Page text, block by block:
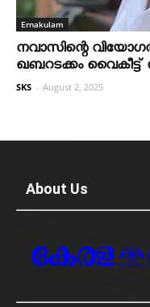
Ernakulam
നവാസിന്റെ
ഖബറടക്കം
SKS - August 2, 2025
About Us